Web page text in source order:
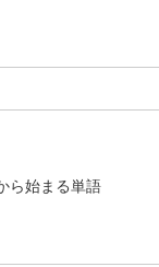
ら始まる単語